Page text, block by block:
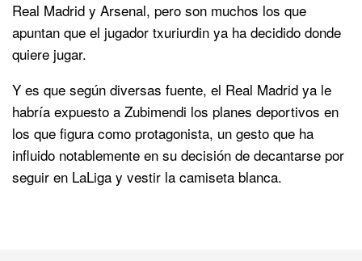
Real Madrid y Arsenal, pero son muchos los que
apuntan que el jugador txuriurdin ya ha decidido donde
quiere jugar.
Y es que según diversas fuente, el Real Madrid ya le
habría expuesto a Zubimendi los planes deportivos en
los que figura como protagonista, un gesto que ha
influido notablemente en su decisión de decantarse por
seguir en LaLiga y vestir la camiseta blanca.